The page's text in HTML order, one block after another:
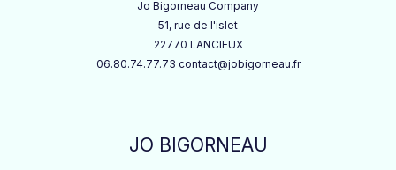
Jo Bigorneau Company
51, rue de l'islet
22770 LANCIEUX
06.80.74.77.73 contact@jobigorneau.fr
JO BIGORNEAU